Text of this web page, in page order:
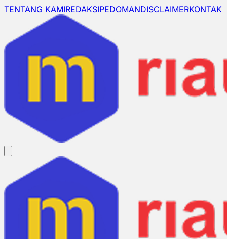
TENTANG KAMIREDAKSIPEDOMANDISCLAIMERKONTAK